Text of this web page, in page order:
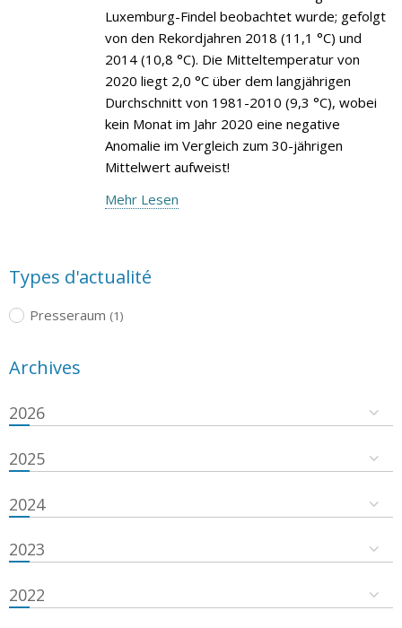
Luxemburg-Findel beobachtet wurde; gefolgt
von den Rekordjahren 2018 (11,1 °C) und
2014 (10,8 °C). Die Mitteltemperatur von
2020 liegt 2,0 °C über dem langjährigen
Durchschnitt von 1981-2010 (9,3 °C), wobei
kein Monat im Jahr 2020 eine negative
Anomalie im Vergleich zum 30-jährigen
Mittelwert aufweist!
Mehr Lesen
Types d'actualité
Presseraum (1)
Archives
2026
2025
2024
2023
2022